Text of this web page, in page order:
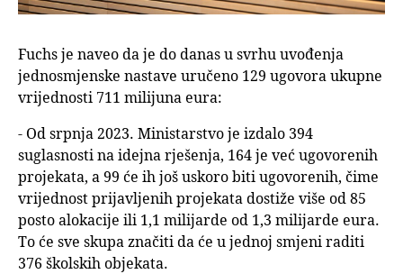
Fuchs je naveo da je do danas u svrhu uvođenja
jednosmjenske nastave uručeno 129 ugovora ukupne
vrijednosti 711 milijuna eura:
- Od srpnja 2023. Ministarstvo je izdalo 394
suglasnosti na idejna rješenja, 164 je već ugovorenih
projekata, a 99 će ih još uskoro biti ugovorenih, čime
vrijednost prijavljenih projekata dostiže više od 85
posto alokacije ili 1,1 milijarde od 1,3 milijarde eura.
To će sve skupa značiti da će u jednoj smjeni raditi
376 školskih objekata.